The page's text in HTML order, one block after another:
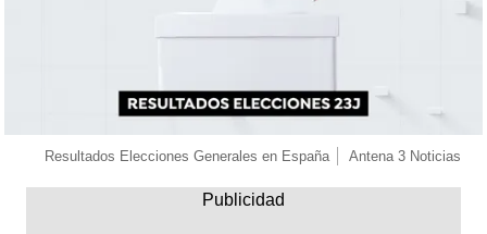
Resultados Elecciones Generales en España Antena 3 Noticias